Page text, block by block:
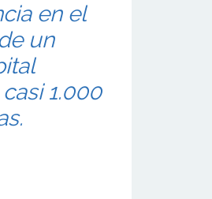
en el
un
1.000